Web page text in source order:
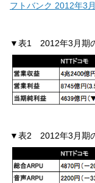
フトバンク 2012年3
▼表1 2012年3月期
▼表2 2012年3月期